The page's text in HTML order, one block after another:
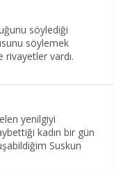
söylediği
söylemek
rivayetler vardı.
yenilgiyi
kadın bir gün
Suskun